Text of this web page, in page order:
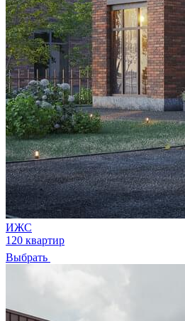
ИЖС
120 квартир
Выбрать